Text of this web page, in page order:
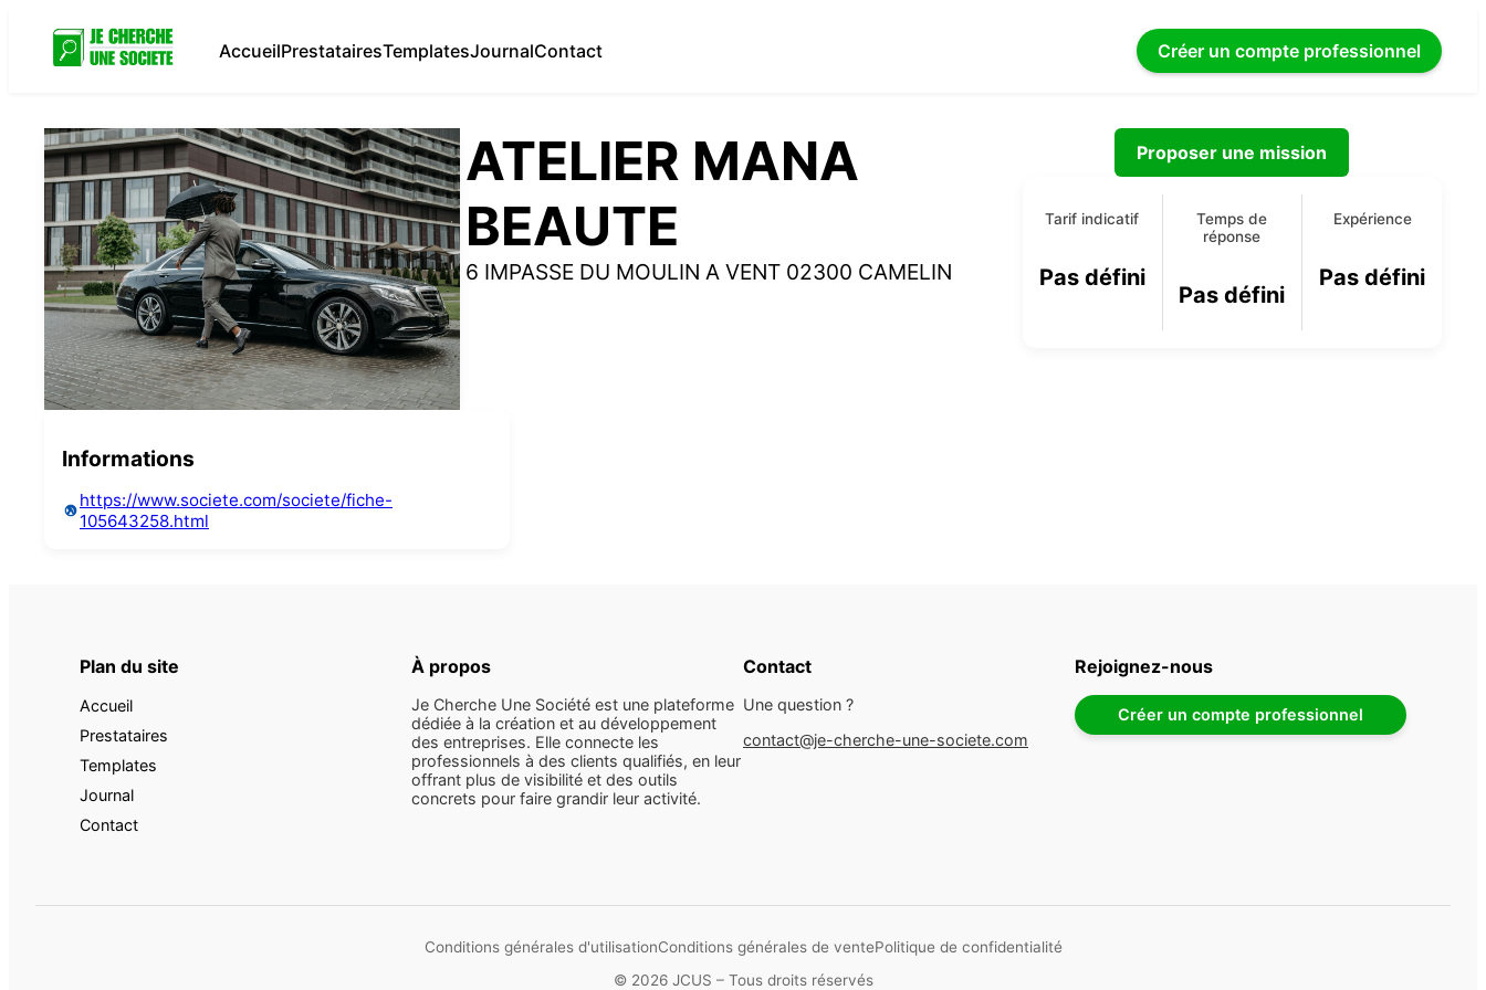
AccueilPrestatairesTemplatesJournalContact Créer un compte professionnel
ATELIER MANA
BEAUTE
6 IMPASSE DU MOULIN A VENT 02300 CAMELIN
Proposer une mission
Tarif indicatif
Pas défini
Temps de
réponse
Pas défini
Expérience
Pas défini
Informations
https://www.societe.com/societe/fiche-
105643258.html
Plan du site
Accueil
Prestataires
Templates
Journal
Contact
À propos
Je Cherche Une Société est une plateforme
dédiée à la création et au développement
des entreprises. Elle connecte les
professionnels à des clients qualifiés, en leur
offrant plus de visibilité et des outils
concrets pour faire grandir leur activité.
Contact
Une question ?
contact@je-cherche-une-societe.com
Rejoignez-nous
Créer un compte professionnel
Conditions générales d'utilisationConditions générales de ventePolitique de confidentialité
© 2026 JCUS – Tous droits réservés